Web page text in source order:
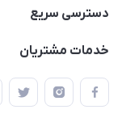
09106753413
دسترسی سریع
حساب کاربری
لیست محصولات
خدمات مشتریان
قوانین و مقررات
حریم خصوصی